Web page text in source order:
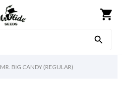
shopping_cart

MR. BIG CANDY (REGULAR)